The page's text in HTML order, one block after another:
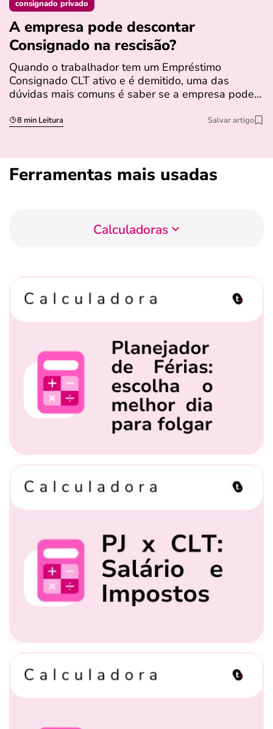
consignado privado
A empresa pode descontar
Consignado na rescisão​?
Quando o trabalhador tem um Empréstimo
Consignado CLT ativo e é demitido, uma das
dúvidas mais comuns é saber se a empresa pode…
8 min Leitura Salvar artigo
Ferramentas mais usadas
Calculadoras